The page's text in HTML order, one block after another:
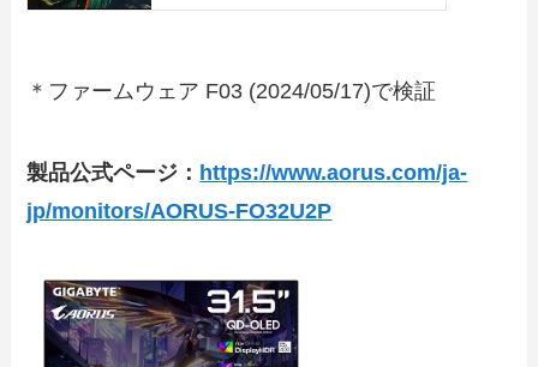
＊ファームウェア F03 (2024/05/17)で検証
製品公式ページ： https://www.aorus.com/ja-
jp/monitors/AORUS-FO32U2P